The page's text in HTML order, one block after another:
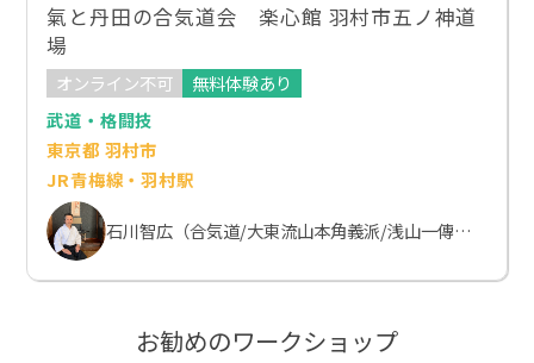
氣と丹田の合気道会 楽心館 羽村市五ノ神道
場
オンライン不可
無料体験あり
武道・格闘技
東京都 羽村市
JR青梅線・羽村駅
石川智広（合気道/大東流山本角義派/浅山一傳流体術）
お勧めのワークショップ